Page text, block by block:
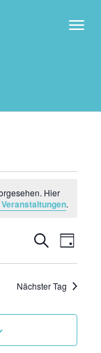
Hier
.
Suche
und
Suche
Tag
Nächster Tag